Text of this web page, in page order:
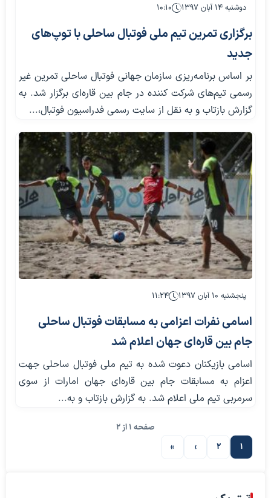
دوشنبه ۱۴ آبان ۱۳۹۷ ۱۰:۱۰
برگزاری تمرین تیم ملی فوتبال ساحلی با توپ‌های
جدید
بر اساس برنامه‌ریزی سازمان ‌جهانی فوتبال ساحلی تمرین غیر
رسمی تیم‌های شرکت کننده در جام بین قاره‌ای برگزار شد. به
گزارش بازتاب و به نقل از سایت رسمی فدراسیون فوتبال،...
پنجشنبه ۱۰ آبان ۱۳۹۷ ۱۱:۲۴
اسامی نفرات اعزامی به مسابقات فوتبال ساحلی
جام بین قاره‌ای جهان اعلام شد
اسامی بازیکنان دعوت شده به تیم ملی فوتبال ساحلی جهت
اعزام به مسابقات جام بین قاره‌ای جهان امارات از سوی
سرمربی تیم ملی اعلام شد. به گزارش بازتاب و به...
صفحه 1 از 2
1
2 صفحه بعدی›
»